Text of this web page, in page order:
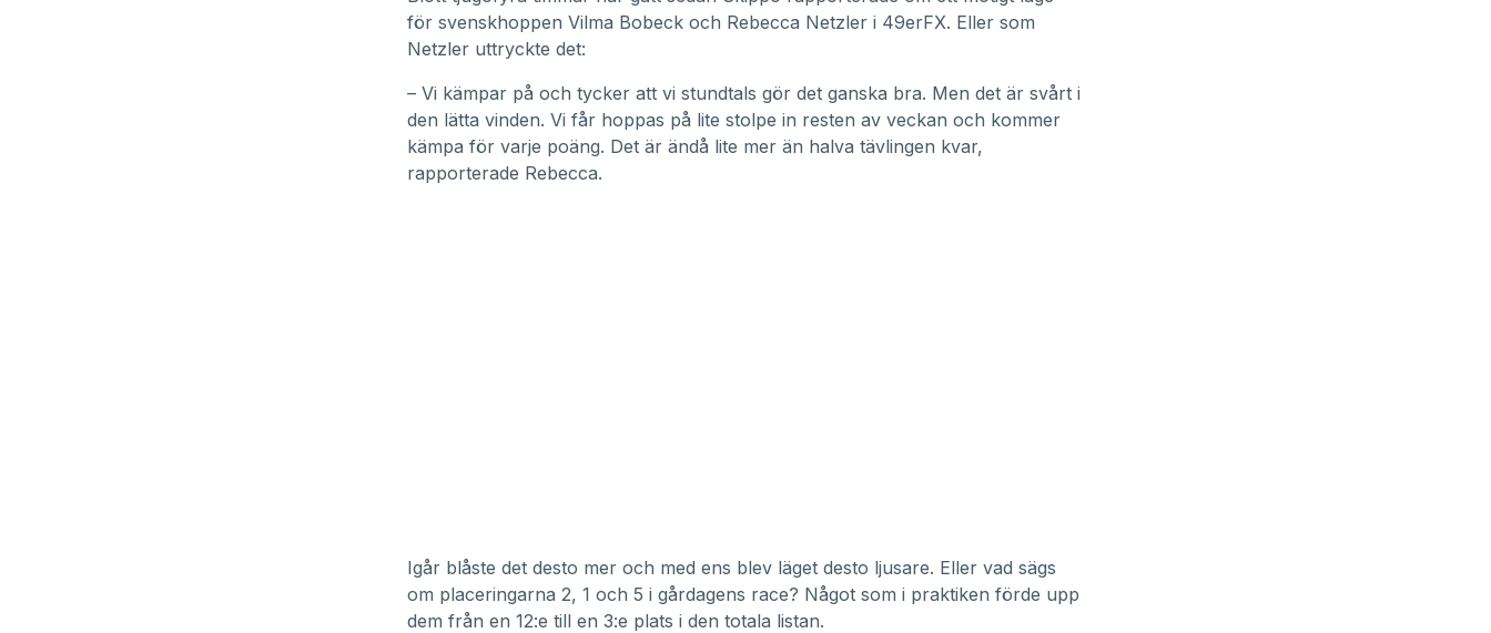
för svenskhoppen Vilma Bobeck och Rebecca Netzler i 49erFX. Eller som
Netzler uttryckte det:
– Vi kämpar på och tycker att vi stundtals gör det ganska bra. Men det är svårt i
den lätta vinden. Vi får hoppas på lite stolpe in resten av veckan och kommer
kämpa för varje poäng. Det är ändå lite mer än halva tävlingen kvar,
rapporterade Rebecca.
Igår blåste det desto mer och med ens blev läget desto ljusare. Eller vad sägs
om placeringarna 2, 1 och 5 i gårdagens race? Något som i praktiken förde upp
dem från en 12:e till en 3:e plats i den totala listan.